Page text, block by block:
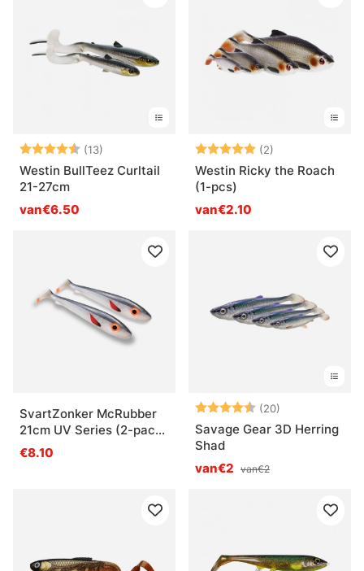
Beoordeling:
(13)
Westin BullTeez Curltail
21-27cm
van€6.50
Beoordeling:
(2)
Westin Ricky the Roach
(1-pcs)
van€2.10
SvartZonker McRubber
21cm UV Series (2-pack)
- Herring
€8.10
Beoordeling:
(20)
Savage Gear 3D Herring
Shad
van€2 van€2